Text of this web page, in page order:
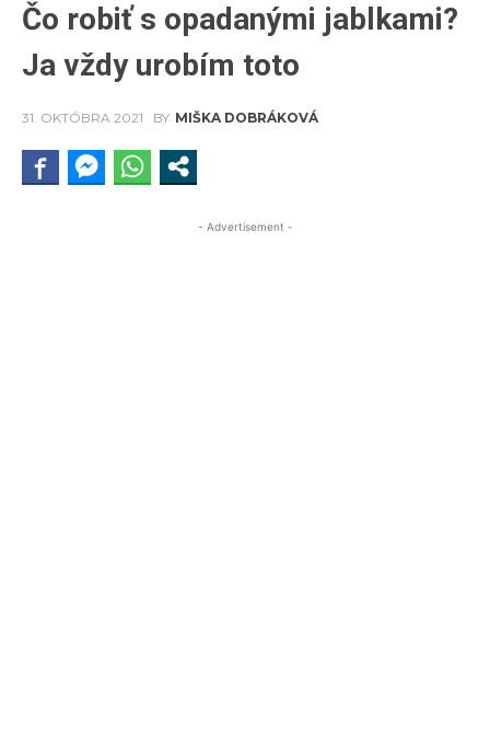
Čo robiť s opadanými jablkami?
Ja vždy urobím toto
31. OKTÓBRA 2021 BY MIŠKA DOBRÁKOVÁ
- Advertisement -